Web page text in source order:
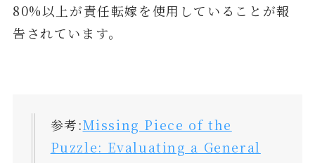
80%以上が責任転嫁を使用していることが報
告されています。
参考:Missing Piece of the
Puzzle: Evaluating a General